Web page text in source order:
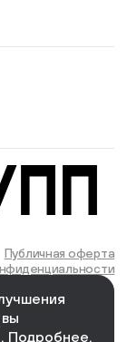
Публичная оферта
We Wizards
Подробнее.
Войти